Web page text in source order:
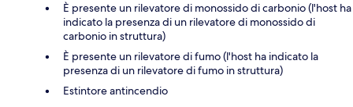
È presente un rilevatore di monossido di carbonio (l'host ha
indicato la presenza di un rilevatore di monossido di
carbonio in struttura)
È presente un rilevatore di fumo (l'host ha indicato la
presenza di un rilevatore di fumo in struttura)
Estintore antincendio